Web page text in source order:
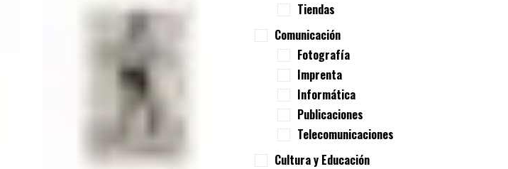
Tiendas
Comunicación
Fotografía
Imprenta
Informática
Publicaciones
Telecomunicaciones
Cultura y Educación